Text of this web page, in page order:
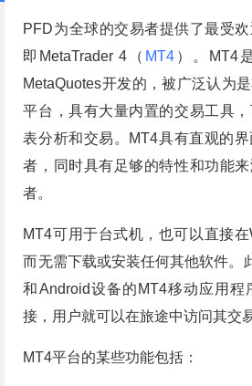
PFD为全球的交易者提供了最受欢
即MetaTrader 4（ MT4 ）。MT4
MetaQuotes开发的，被广泛认为
平台，具有大量内置的交易工具
表分析和交易。MT4具有直观的
者，同时具有足够的特性和功能
者。
MT4可用于台式机，也可以直接在
而无需下载或安装任何其他软件。
和Android设备的MT4移动应用程
接，用户就可以在旅途中访问其交
MT4平台的某些功能包括：